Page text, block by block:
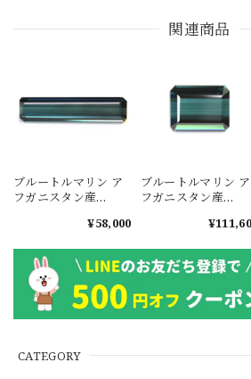
CATEGORY
関連商品
ブルートルマリン ア
フガニスタン産
¥58,000
ブルートルマリン ア
フガニスタン産
モ付】 #JWS1326